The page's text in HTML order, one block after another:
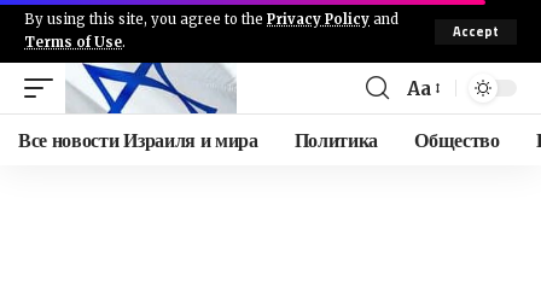
By using this site, you agree to the Privacy Policy and
Terms of Use.
Accept
Aa
Все новости Израиля и мира Политика Общество